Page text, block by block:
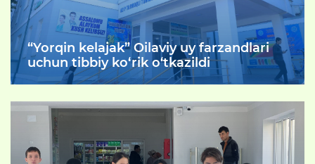
“Yorqin kelajak” Oilaviy uy farzandlari
uchun tibbiy ko‘rik o‘tkazildi